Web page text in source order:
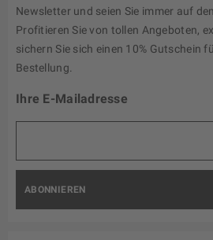
Newsletter und seien Sie immer auf
Profitieren Sie von tollen Angeboten,
sichern Sie sich einen 10% Gutschein
Bestellung.
Ihre E-Mailadresse
ABONNIEREN